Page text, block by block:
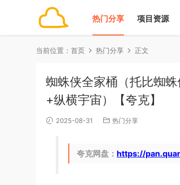
热门分享 项目资源
当前位置： 首页 热门分享 正文
蜘蛛侠全家桶（托比蜘
+纵横宇宙）【夸克】
2025-08-31 热门分享
夸克网盘： https://